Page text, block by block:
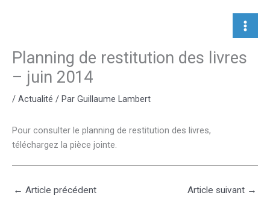
Planning de restitution des livres
– juin 2014
/ Actualité / Par Guillaume Lambert
Pour consulter le planning de restitution des livres,
téléchargez la pièce jointe.
← Article précédent Article suivant →